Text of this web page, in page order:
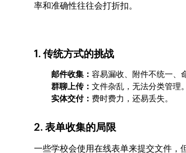
率和准确性往往会打折扣。
1. 传统方式的挑战
邮件收集：容易漏收、附件不统一、
群聊上传：文件杂乱，无法分类管理。
实体交付： 费时费力，还易丢失。
2. 表单收集的局限
一些学校会使用在线表单来提交文件，